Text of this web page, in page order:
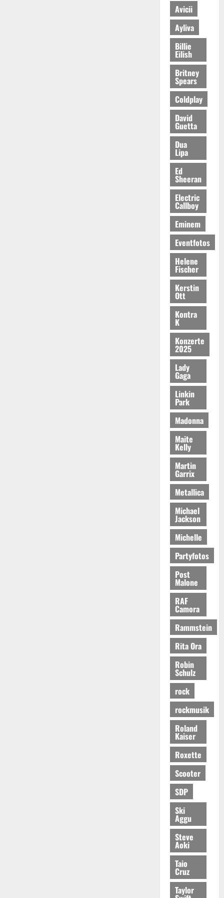
Avicii
Ayliva
Billie
Eilish
Britney
Spears
Coldplay
David
Guetta
Dua
Lipa
Ed
Sheeran
Electric
Callboy
Eminem
Eventfotos
Helene
Fischer
Kerstin
Ott
Kontra
K
Konzerte
2025
Lady
Gaga
Linkin
Park
Madonna
Maite
Kelly
Martin
Garrix
Metallica
Michael
Jackson
Michelle
Partyfotos
Post
Malone
RAF
Camora
Rammstein
Rita Ora
Robin
Schulz
rock
rockmusik
Roland
Kaiser
Roxette
Scooter
SDP
Ski
Aggu
Steve
Aoki
Taio
Cruz
Taylor